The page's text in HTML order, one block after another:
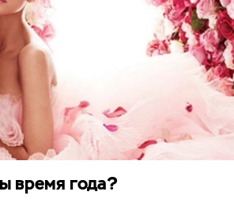
время года?